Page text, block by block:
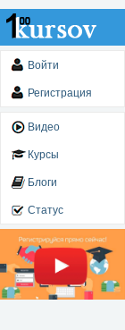
Войти
Регистрация
Видео
Курсы
Блоги
Статус